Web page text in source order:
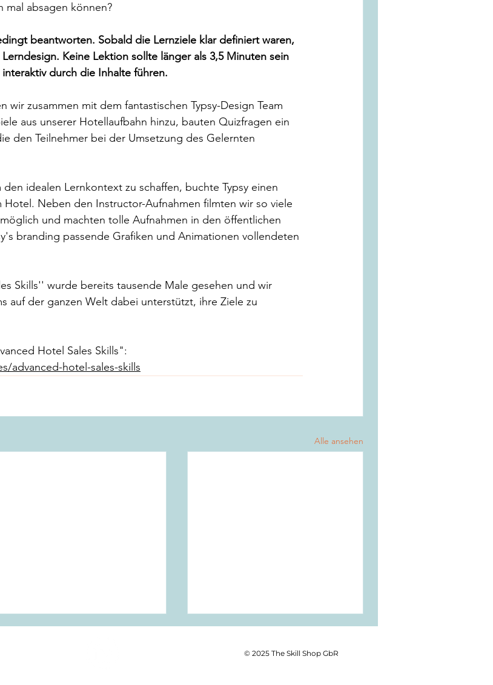
mal absagen können?
beantworten. Sobald die Lernziele klar definiert waren,
Keine Lektion sollte länger als 3,5 Minuten sein
durch die Inhalte führen.
wir zusammen mit dem fantastischen Typsy-Design Team
aus unserer Hotellaufbahn hinzu, bauten Quizfragen ein
den Teilnehmer bei der Umsetzung des Gelernten
idealen Lernkontext zu schaffen, buchte Typsy einen
Hotel. Neben den Instructor-Aufnahmen filmten wir so viele
und machten tolle Aufnahmen in den öffentlichen
branding passende Grafiken und Animationen vollendeten
Skills'' wurde bereits tausende Male gesehen und wir
auf der ganzen Welt dabei unterstützt, ihre Ziele zu
Hotel Sales Skills":
advanced-hotel-sales-skills
Alle ansehen
© 2025 The Skill Shop GbR